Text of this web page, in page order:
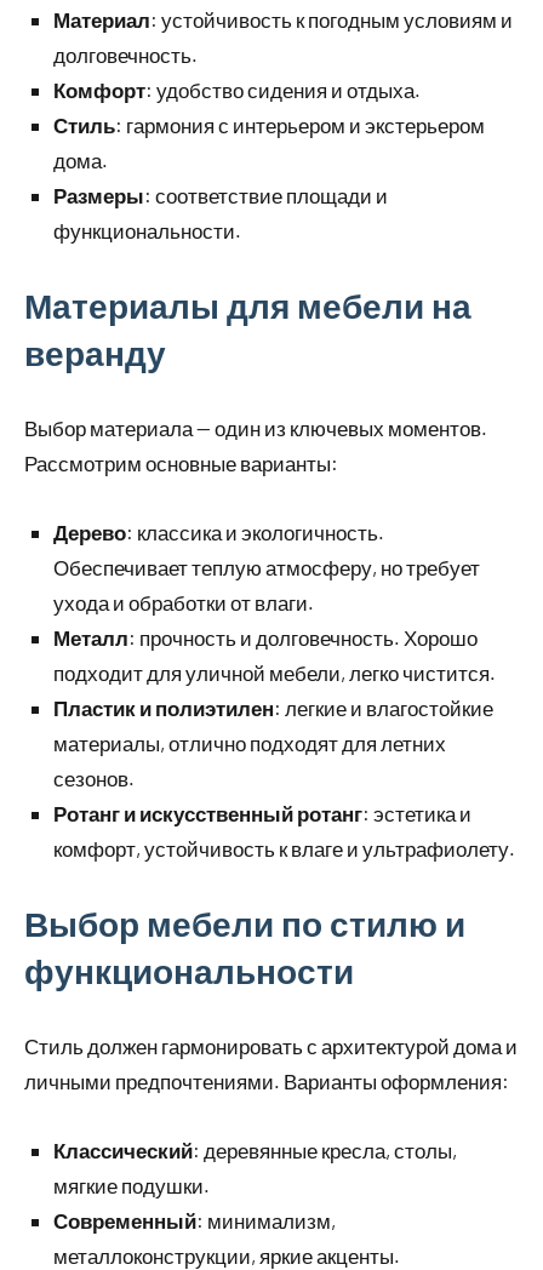
Материал: устойчивость к погодным условиям и
долговечность.
Комфорт: удобство сидения и отдыха.
Стиль: гармония с интерьером и экстерьером
дома.
Размеры: соответствие площади и
функциональности.
Материалы для мебели на
веранду
Выбор материала — один из ключевых моментов.
Рассмотрим основные варианты:
Дерево: классика и экологичность.
Обеспечивает теплую атмосферу, но требует
ухода и обработки от влаги.
Металл: прочность и долговечность. Хорошо
подходит для уличной мебели, легко чистится.
Пластик и полиэтилен: легкие и влагостойкие
материалы, отлично подходят для летних
сезонов.
Ротанг и искусственный ротанг: эстетика и
комфорт, устойчивость к влаге и ультрафиолету.
Выбор мебели по стилю и
функциональности
Стиль должен гармонировать с архитектурой дома и
личными предпочтениями. Варианты оформления:
Классический: деревянные кресла, столы,
мягкие подушки.
Современный: минимализм,
металлоконструкции, яркие акценты.